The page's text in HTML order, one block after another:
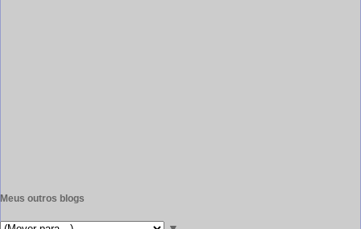
Meus outros blogs